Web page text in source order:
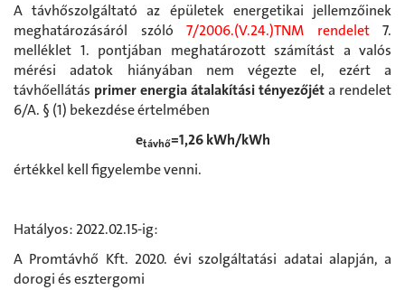
A távhőszolgáltató az épületek energetikai jellemzőinek
meghatározásáról szóló 7/2006.(V.24.)TNM rendelet7.
melléklet 1. pontjában meghatározott számítást a valós
mérési adatok hiányában nem végezte el, ezért a
távhőellátás primer energia átalakítási tényezőjéta rendelet
6/A. § (1) bekezdése értelmében
etávhő=1,26 kWh/kWh
értékkel kell figyelembe venni.
Hatályos: 2022.02.15-ig:
A Promtávhő Kft. 2020. évi szolgáltatási adatai alapján, a
dorogi és esztergomi